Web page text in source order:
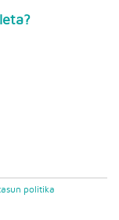
politika